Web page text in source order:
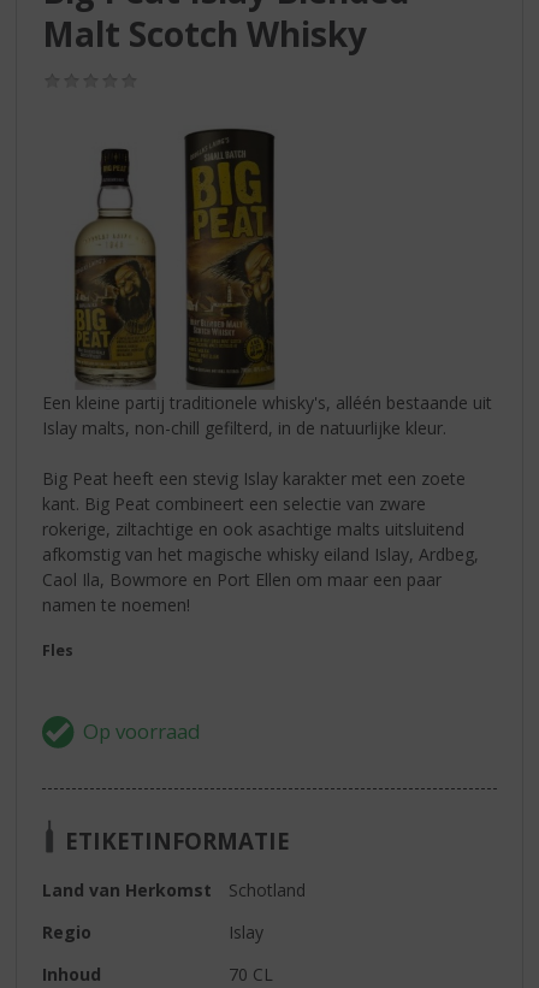
Malt Scotch Whisky
Een kleine partij traditionele whisky's, alléén bestaande uit
Islay malts, non-chill gefilterd, in de natuurlijke kleur.
Big Peat heeft een stevig Islay karakter met een zoete
kant. Big Peat combineert een selectie van zware
rokerige, ziltachtige en ook asachtige malts uitsluitend
afkomstig van het magische whisky eiland Islay, Ardbeg,
Caol Ila, Bowmore en Port Ellen om maar een paar
namen te noemen!
Fles
ETIKETINFORMATIE
Land van Herkomst
Schotland
Regio
Islay
Inhoud
70 CL